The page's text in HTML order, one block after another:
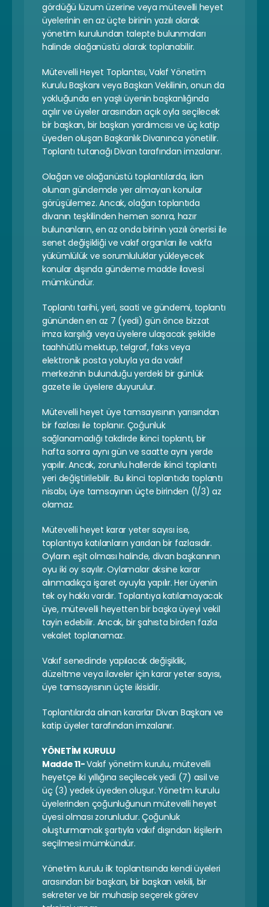
gördüğü lüzum üzerine veya mütevelli heyet
üyelerinin en az üçte birinin yazılı olarak
yönetim kurulundan talepte bulunmaları
halinde olağanüstü olarak toplanabilir.
Mütevelli Heyet Toplantısı, Vakıf Yönetim
Kurulu Başkanı veya Başkan Vekilinin, onun da
yokluğunda en yaşlı üyenin başkanlığında
açılır ve üyeler arasından açık oyla seçilecek
bir başkan, bir başkan yardımcısı ve üç katip
üyeden oluşan Başkanlık Divanınca yönetilir.
Toplantı tutanağı Divan tarafından imzalanır.
Olağan ve olağanüstü toplantılarda, ilan
olunan gündemde yer almayan konular
görüşülemez. Ancak, olağan toplantıda
divanın teşkilinden hemen sonra, hazır
bulunanların, en az onda birinin yazılı önerisi ile
senet değişikliği ve vakıf organları ile vakfa
yükümlülük ve sorumluluklar yükleyecek
konular dışında gündeme madde ilavesi
mümkündür.
Toplantı tarihi, yeri, saati ve gündemi, toplantı
gününden en az 7 (yedi) gün önce bizzat
imza karşılığı veya üyelere ulaşacak şekilde
taahhütlü mektup, telgraf, faks veya
elektronik posta yoluyla ya da vakıf
merkezinin bulunduğu yerdeki bir günlük
gazete ile üyelere duyurulur.
Mütevelli heyet üye tamsayısının yarısından
bir fazlası ile toplanır. Çoğunluk
sağlanamadığı takdirde ikinci toplantı, bir
hafta sonra aynı gün ve saatte aynı yerde
yapılır. Ancak, zorunlu hallerde ikinci toplantı
yeri değiştirilebilir. Bu ikinci toplantıda toplantı
nisabı, üye tamsayının üçte birinden (1/3) az
olamaz.
Mütevelli heyet karar yeter sayısı ise,
toplantıya katılanların yarıdan bir fazlasıdır.
Oyların eşit olması halinde, divan başkanının
oyu iki oy sayılır. Oylamalar aksine karar
alınmadıkça işaret oyuyla yapılır. Her üyenin
tek oy hakkı vardır. Toplantıya katılamayacak
üye, mütevelli heyetten bir başka üyeyi vekil
tayin edebilir. Ancak, bir şahısta birden fazla
vekalet toplanamaz.
Vakıf senedinde yapılacak değişiklik,
düzeltme veya ilaveler için karar yeter sayısı,
üye tamsayısının üçte ikisidir.
Toplantılarda alınan kararlar Divan Başkanı ve
katip üyeler tarafından imzalanır.
YÖNETİM KURULU
Madde 11- Vakıf yönetim kurulu, mütevelli
heyetçe iki yıllığına seçilecek yedi (7) asil ve
üç (3) yedek üyeden oluşur. Yönetim kurulu
üyelerinden çoğunluğunun mütevelli heyet
üyesi olması zorunludur. Çoğunluk
oluşturmamak şartıyla vakıf dışından kişilerin
seçilmesi mümkündür.
Yönetim kurulu ilk toplantısında kendi üyeleri
arasından bir başkan, bir başkan vekili, bir
sekreter ve bir muhasip seçerek görev